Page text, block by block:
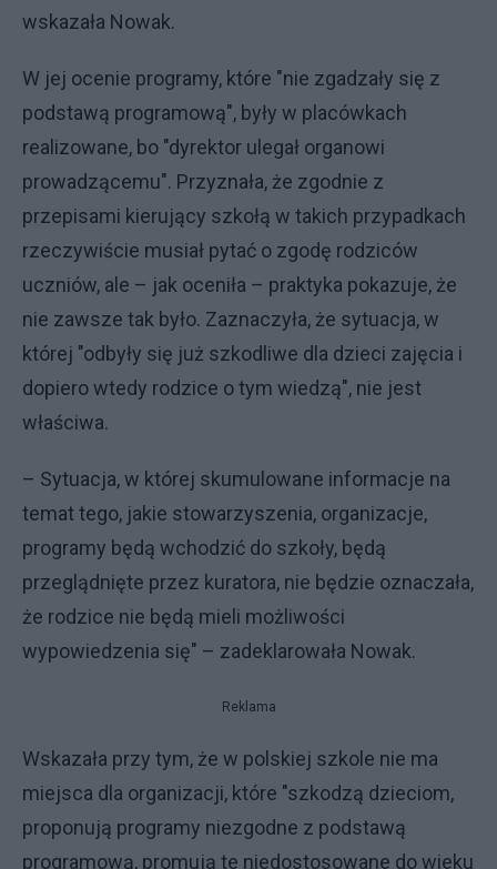
wskazała Nowak.
W jej ocenie programy, które "nie zgadzały się z
podstawą programową", były w placówkach
realizowane, bo "dyrektor ulegał organowi
prowadzącemu". Przyznała, że zgodnie z
przepisami kierujący szkołą w takich przypadkach
rzeczywiście musiał pytać o zgodę rodziców
uczniów, ale – jak oceniła – praktyka pokazuje, że
nie zawsze tak było. Zaznaczyła, że sytuacja, w
której "odbyły się już szkodliwe dla dzieci zajęcia i
dopiero wtedy rodzice o tym wiedzą", nie jest
właściwa.
– Sytuacja, w której skumulowane informacje na
temat tego, jakie stowarzyszenia, organizacje,
programy będą wchodzić do szkoły, będą
przeglądnięte przez kuratora, nie będzie oznaczała,
że rodzice nie będą mieli możliwości
wypowiedzenia się" – zadeklarowała Nowak.
Reklama
Wskazała przy tym, że w polskiej szkole nie ma
miejsca dla organizacji, które "szkodzą dzieciom,
proponują programy niezgodne z podstawą
programową, promują te niedostosowane do wieku